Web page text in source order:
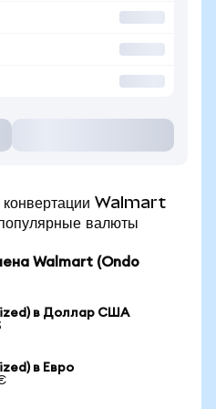
конвертации Walmart
валюты
Walmart (Ondo
в Доллар США
в Евро